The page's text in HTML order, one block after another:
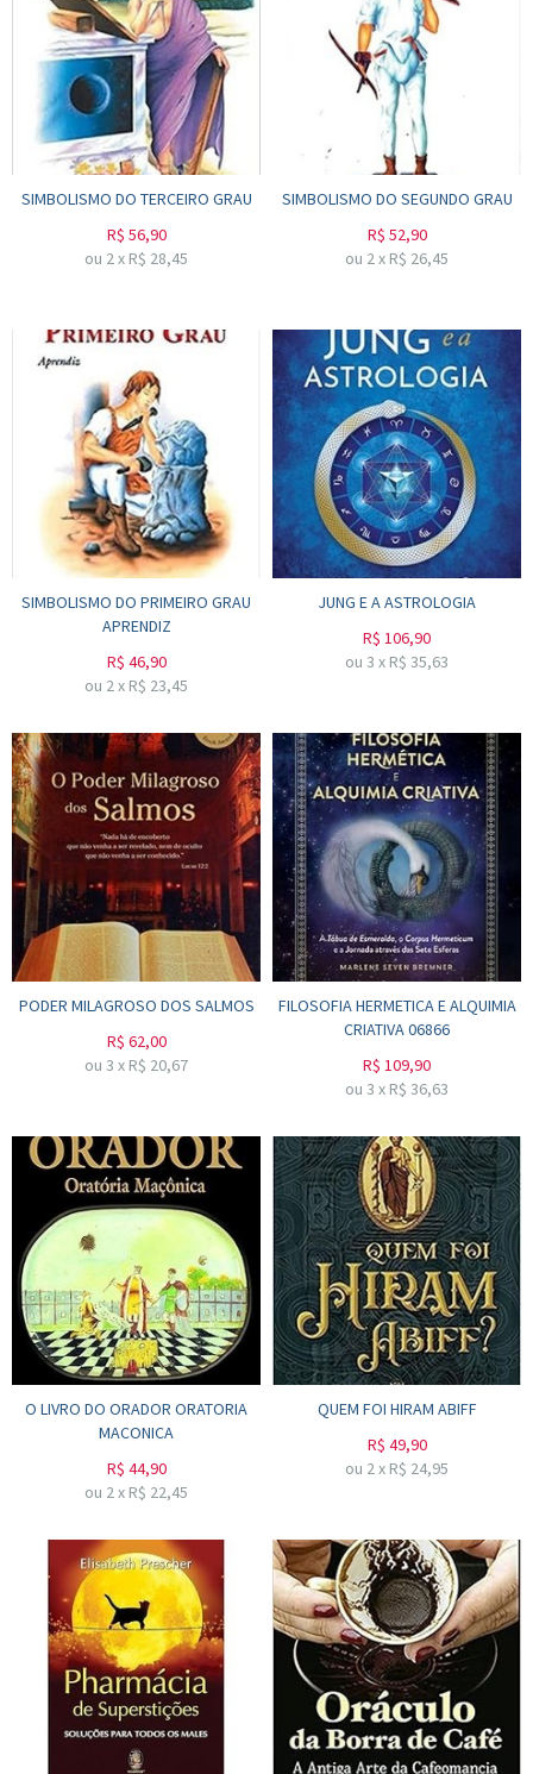
SIMBOLISMO DO TERCEIRO GRAU
R$ 56,90
ou 2x R$ 28,45
SIMBOLISMO DO SEGUNDO GRAU
R$ 52,90
ou 2x R$ 26,45
SIMBOLISMO DO PRIMEIRO GRAU
APRENDIZ
R$ 46,90
ou 2x R$ 23,45
JUNG E A ASTROLOGIA
R$ 106,90
ou 3 x R$ 35,63
PODER MILAGROSO DOS SALMOS
R$ 62,00
ou 3 x R$ 20,67
FILOSOFIA HERMETICA E ALQUIMIA
CRIATIVA 06866
R$ 109,90
ou 3 x R$ 36,63
O LIVRO DO ORADOR ORATORIA
MACONICA
R$ 44,90
ou 2x R$ 22,45
QUEM FOI HIRAM ABIFF
R$ 49,90
ou 2x R$ 24,95